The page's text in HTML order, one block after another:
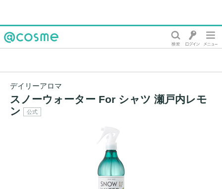
デイリーアロマ
スノーウォーター For シャツ 瀬戸内レモ
ン
公式